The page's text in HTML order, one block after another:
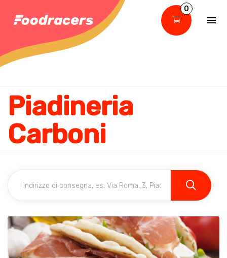
0
Piadineria
Carboni